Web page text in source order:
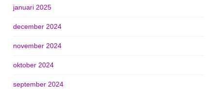
januari 2025
december 2024
november 2024
oktober 2024
september 2024